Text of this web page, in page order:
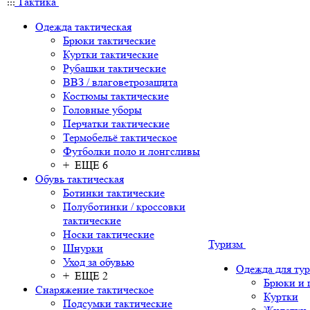
Одежда тактическая
Брюки тактические
Куртки тактические
Рубашки тактические
ВВЗ / влаговетрозащита
Костюмы тактические
Головные уборы
Перчатки тактические
Термобельё тактическое
Футболки поло и лонгсливы
+ ЕЩЕ 6
Обувь тактическая
Ботинки тактические
Полуботинки / кроссовки
тактические
Носки тактические
Шнурки
Уход за обувью
+ ЕЩЕ 2
Снаряжение тактическое
Подсумки тактические
Туризм
Одежда для
Брюки и
Куртки